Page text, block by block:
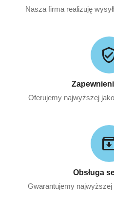
Nasza firma realizuję
Oferujemy najwyższej
Obsługa
Gwarantujemy